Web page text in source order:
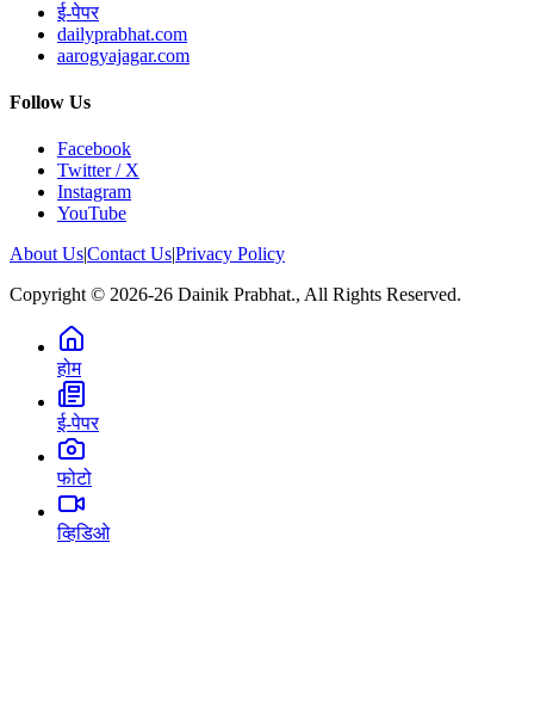
ई-पेपर
dailyprabhat.com
aarogyajagar.com
Follow Us
Facebook
Twitter / X
Instagram
YouTube
About Us|Contact Us|Privacy Policy
Copyright © 2026-26 Dainik Prabhat., All Rights Reserved.
होम
ई-पेपर
फोटो
व्हिडिओ